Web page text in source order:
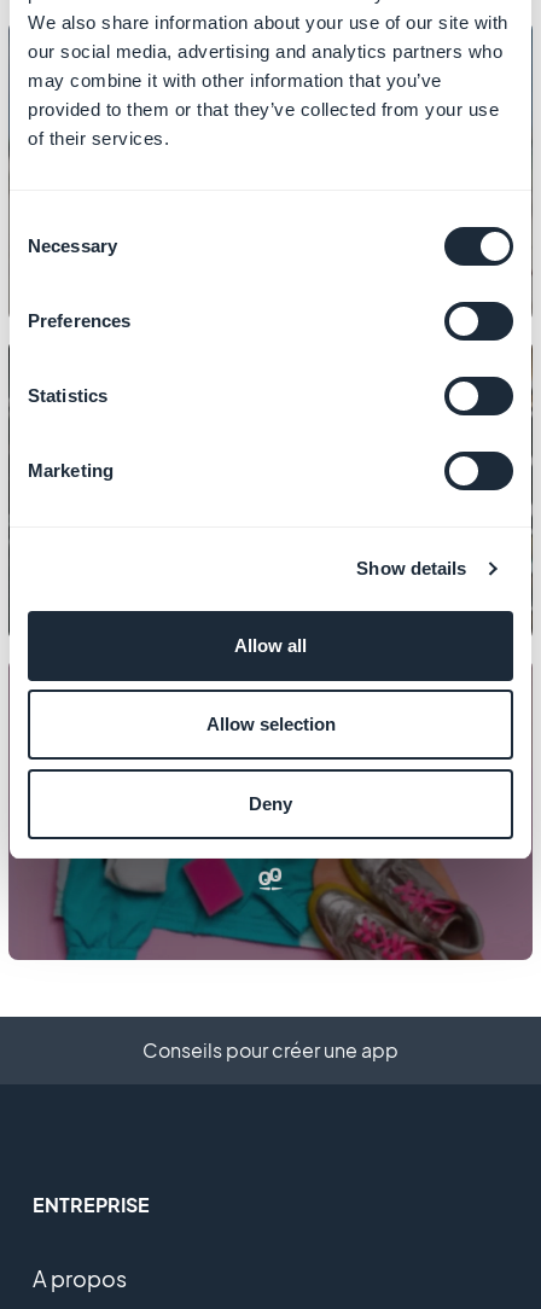
We also share information about your use of our site with
our social media, advertising and analytics partners who
may combine it with other information that you’ve
provided to them or that they’ve collected from your use
of their services.
Selection
Necessary
Preferences
Statistics
Marketing
Show details
Allow all
Allow selection
Deny
DESIGN
Comment réaliser le design des
DESIGN
Comment 'détacher' le design
d'une section ?
Conseils pour créer une app
ENTREPRISE
A propos